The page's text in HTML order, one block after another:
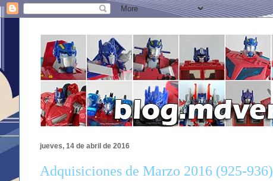
jueves, 14 de abril de 2016
Adquisiciones de Marzo 2016 (925-936)